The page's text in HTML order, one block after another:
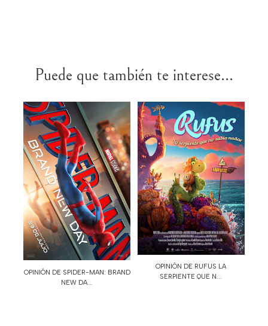
Puede que también te interese...
OPINIÓN DE SPIDER-MAN: BRAND
NEW DA...
OPINIÓN DE RUFUS LA
SERPIENTE QUE N...